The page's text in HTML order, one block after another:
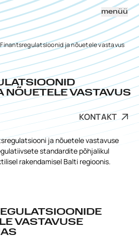
menüü
ja nõuetele vastavus
NÕUETELE VASTAVUS
KONTAKT
ja nõuetele vastavuse
standardite põhjalikul
rakendamisel Balti regioonis.
VASTAVUSE